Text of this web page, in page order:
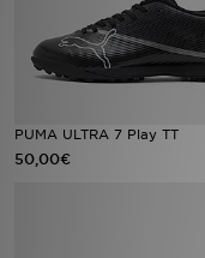
PUMA ULTRA 7 Play TT
50,00€
Hilfe & Kontakt